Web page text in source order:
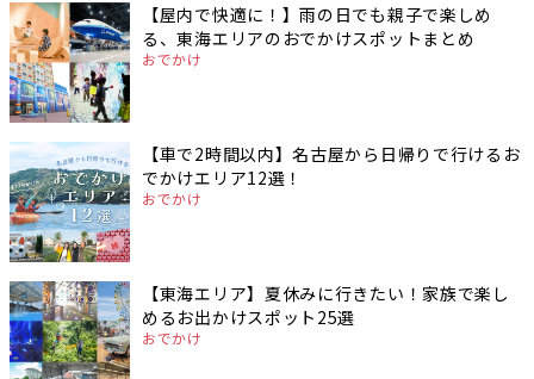
【屋内で快適に！】雨の日でも親子で楽しめ
る、東海エリアのおでかけスポットまとめ
おでかけ
【車で2時間以内】名古屋から日帰りで行けるお
でかけエリア12選！
おでかけ
【東海エリア】夏休みに行きたい！家族で楽し
めるお出かけスポット25選
おでかけ